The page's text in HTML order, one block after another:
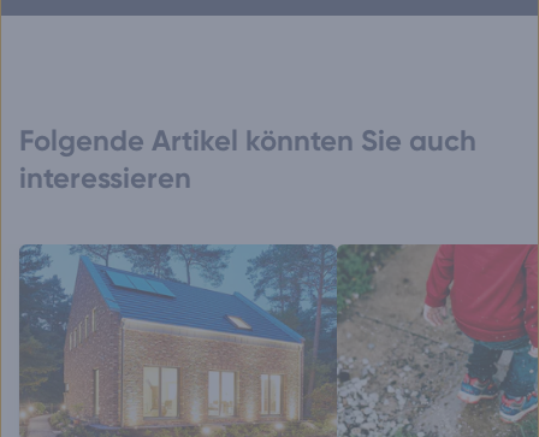
Folgende Artikel könnten Sie auch
interessieren